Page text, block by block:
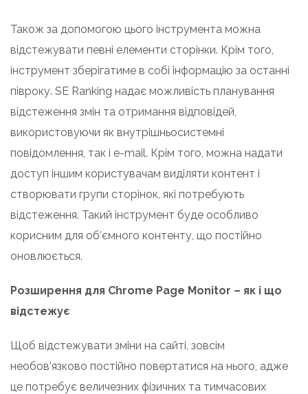
Також за допомогою цього інструмента можна
відстежувати певні елементи сторінки. Крім того,
інструмент зберігатиме в собі інформацію за останні
півроку. SE Ranking надає можливість планування
відстеження змін та отримання відповідей,
використовуючи як внутрішньосистемні
повідомлення, так і e-mail. Крім того, можна надати
доступ іншим користувачам виділяти контент і
створювати групи сторінок, які потребують
відстеження. Такий інструмент буде особливо
корисним для об’ємного контенту, що постійно
оновлюється.
Розширення для Chrome Page Monitor – як і що
відстежує
Щоб відстежувати зміни на сайті, зовсім
необов’язково постійно повертатися на нього, адже
це потребує величезних фізичних та тимчасових